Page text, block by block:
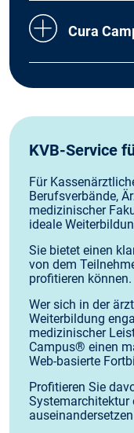
Cura
KVB-Service
Für
Berufsverbände,
medizinischer
ideale
Sie bietet einen
von dem
profitieren können.
Wer sich in der
Weiterbildung
medizinischer
Campus® einen
Web-basierte
Profitieren Sie
Systemarchitektur